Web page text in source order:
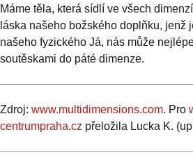
Máme těla, která sídlí ve všech
láska našeho božského doplňku, jenž
našeho fyzického Já, nás může
soutěskami do páté dimenze.
Zdroj: www.multidimensions.com. Pro
centrumpraha.cz přeložila Lucka K.